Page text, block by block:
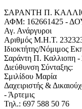
ΣΑΡΑΝΤΗ Π.
ΑΦΜ: 162661425 -
Αγ. Ανάργυροι
Αριθμός Μ.Η.Τ.
Ιδιοκτήτης/Νόμιμος
Σαράντη Π. Καλλιοπη -
Διεύθυνση Σύνταξης:
Σμιλίδου Μαρία
Δαχειριστής &
- Άρτεμις
Τηλ.: 697 588 50 76